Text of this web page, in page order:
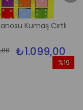
Kumaş Cırtlı
₺1.099,00
%19